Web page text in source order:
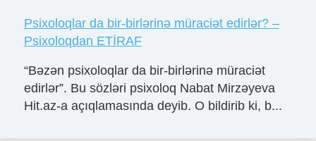
Psixoloqlar da bir-birlərinə müraciət edirlər? –
Psixoloqdan ETİRAF
“Bəzən psixoloqlar da bir-birlərinə müraciət
edirlər”. Bu sözləri psixoloq Nabat Mirzəyeva
Hit.az-a açıqlamasında deyib. O bildirib ki, b...